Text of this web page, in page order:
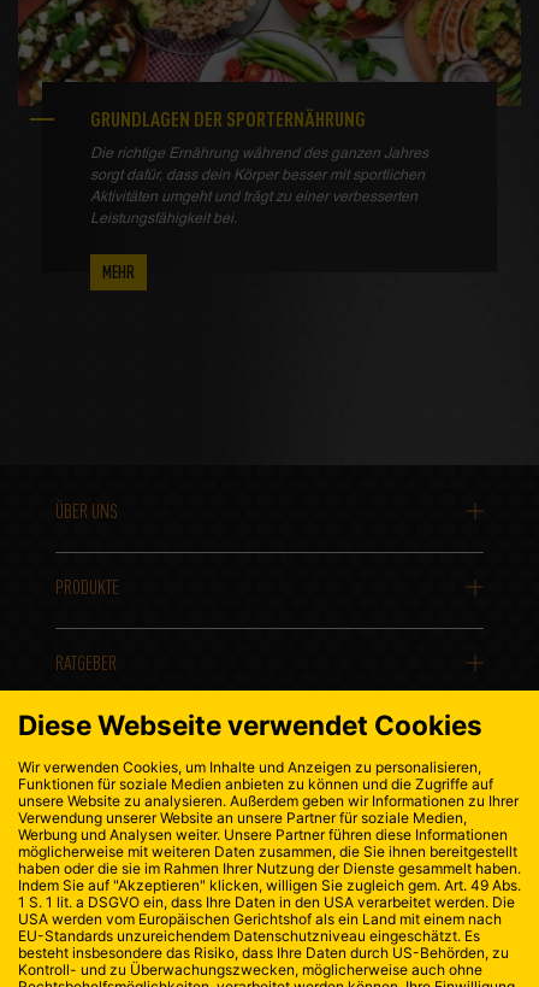
GRUNDLAGEN DER SPORTERNÄHRUNG
Die richtige Ernährung während des ganzen Jahres
sorgt dafür, dass dein Körper besser mit sportlichen
Aktivitäten umgeht und trägt zu einer verbesserten
Leistungsfähigkeit bei.
MEHR
ÜBER UNS
PRODUKTE
RATGEBER
KONTAKT
DATENSCHUTZ
IMPRESSUM